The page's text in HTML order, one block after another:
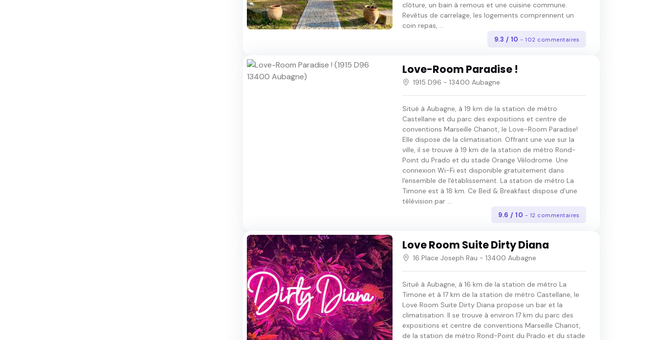
clôture, un bain à remous et une cuisine commune.
Revêtus de carrelage, les logements comprennent un
coin repas, ...
9.3 / 10- 102 commentaires
Love-Room Paradise !
1915 D96 - 13400 Aubagne
Situé à Aubagne, à 19 km de la station de métro
Castellane et du parc des expositions et centre de
conventions Marseille Chanot, le Love-Room Paradise!
Elle dispose de la climatisation. Offrant une vue sur la
ville, il se trouve à 19 km de la station de métro Rond-
Point du Prado et du stade Orange Vélodrome. Une
connexion Wi-Fi est disponible gratuitement dans
l'ensemble de l'établissement. La station de métro La
Timone est à 18 km. Ce Bed & Breakfast dispose d'une
télévision par ...
9.6 / 10 - 12 commentaires
Love Room Suite Dirty Diana
16 Place Joseph Rau - 13400 Aubagne
Situé à Aubagne, à 16 km de la station de métro La
Timone et à 17 km de la station de métro Castellane, le
Love Room Suite Dirty Diana propose un bar et la
climatisation. Il se trouve à environ 17 km du parc des
expositions et centre de conventions Marseille Chanot,
de la station de métro Rond-Point du Prado et du stade